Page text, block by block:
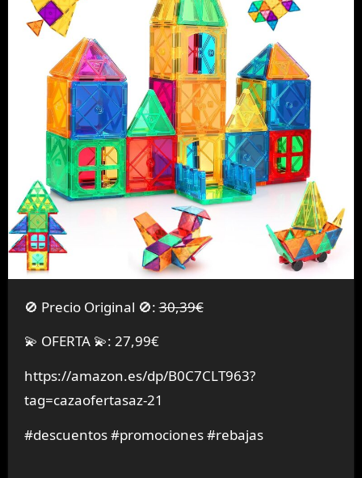
🚫 Precio Original 🚫:30,39€
💫 OFERTA 💫: 27,99€
https://amazon.es/dp/B0C7CLT963?
tag=cazaofertasaz-21
#descuentos #promociones #rebajas